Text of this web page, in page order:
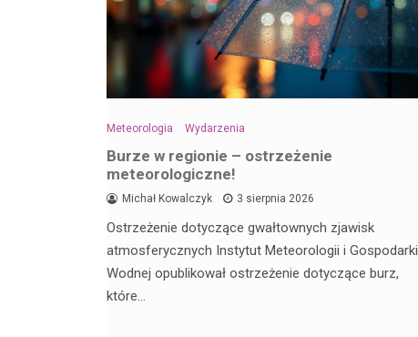
Meteorologia Wydarzenia
Burze w regionie – ostrzeżenie
meteorologiczne!
Michał Kowalczyk 3 sierpnia 2026
Ostrzeżenie dotyczące gwałtownych zjawisk
atmosferycznych Instytut Meteorologii i Gospodarki
Wodnej opublikował ostrzeżenie dotyczące burz,
które…